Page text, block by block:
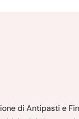
di Antipasti e